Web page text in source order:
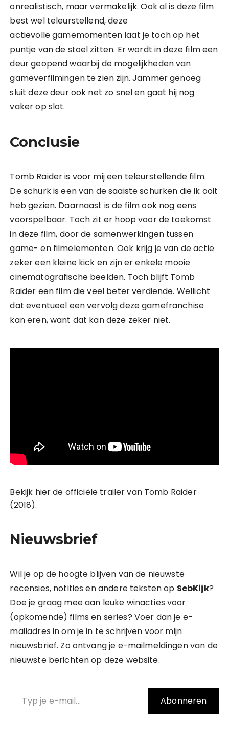
onrealistisch, maar vermakelijk. Ook al is deze film
best wel teleurstellend, deze
actievolle gamemomenten laat je toch op het
puntje van de stoel zitten. Er wordt in deze film een
deur geopend waarbij de mogelijkheden van
gameverfilmingen te zien zijn. Jammer genoeg
sluit deze deur ook net zo snel en gaat hij nog
vaker op slot.
Conclusie
Tomb Raider is voor mij een teleurstellende film.
De schurk is een van de saaiste schurken die ik ooit
heb gezien. Daarnaast is de film ook nog eens
voorspelbaar. Toch zit er hoop voor de toekomst
in deze film, door de samenwerkingen tussen
game- en filmelementen. Ook krijg je van de actie
zeker een kleine kick en zijn er enkele mooie
cinematografische beelden. Toch blijft Tomb
Raider een film die veel beter verdiende. Wellicht
dat eventueel een vervolg deze gamefranchise
kan eren, want dat kan deze zeker niet.
Bekijk hier de officiële trailer van Tomb Raider
(2018).
Nieuwsbrief
Wil je op de hoogte blijven van de nieuwste
recensies, notities en andere teksten op SebKijk?
Doe je graag mee aan leuke winacties voor
(opkomende) films en series? Voer dan je e-
mailadres in om je in te schrijven voor mijn
nieuwsbrief. Zo ontvang je e-mailmeldingen van de
nieuwste berichten op deze website.
Typ je e-mail…
Abonneren